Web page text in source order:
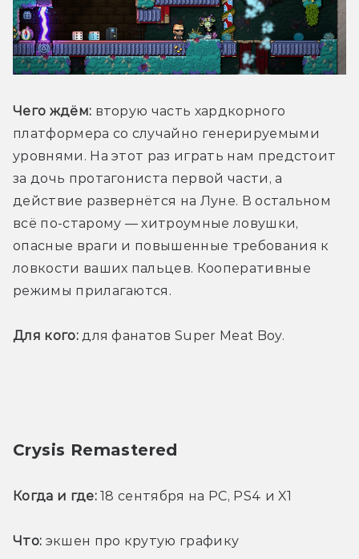
Чего ждём: вторую часть хардкорного
платформера со случайно генерируемыми
уровнями. На этот раз играть нам предстоит
за дочь протагониста первой части, а
действие развернётся на Луне. В остальном
всё по-старому — хитроумные ловушки,
опасные враги и повышенные требования к
ловкости ваших пальцев. Кооперативные
режимы прилагаются.
Для кого: для фанатов Super Meat Boy.
Crysis Remastered
Когда и где: 18 сентября на PC, PS4 и X1
Что: экшен про крутую графику